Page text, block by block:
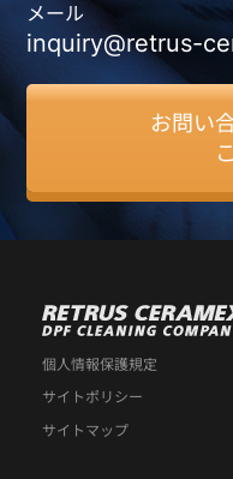
メール
inquiry@retrus-
お問い
個人情報保護規定
サイトポリシー
サイトマップ